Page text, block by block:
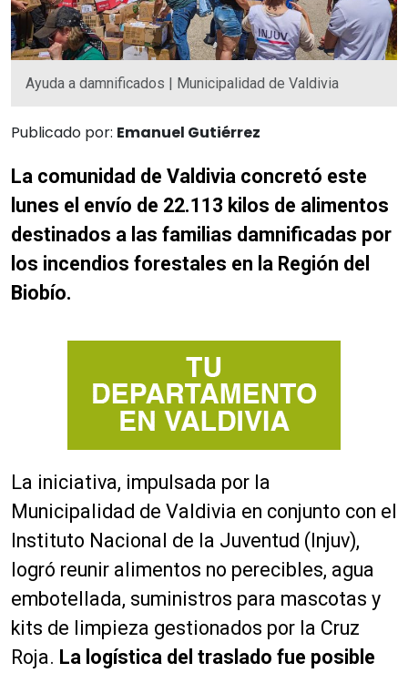
Ayuda a damnificados | Municipalidad de Valdivia
Publicado por: Emanuel Gutiérrez
La comunidad de Valdivia concretó este
lunes el envío de 22.113 kilos de alimentos
destinados a las familias damnificadas por
los incendios forestales en la Región del
Biobío.
La iniciativa, impulsada por la
Municipalidad de Valdivia en conjunto con el
Instituto Nacional de la Juventud (Injuv),
logró reunir alimentos no perecibles, agua
embotellada, suministros para mascotas y
kits de limpieza gestionados por la Cruz
Roja. La logística del traslado fue posible